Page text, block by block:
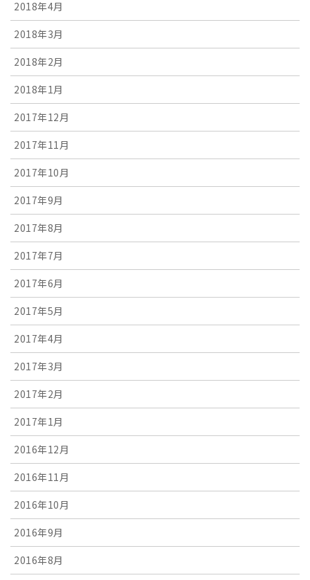
2018年4月
2018年3月
2018年2月
2018年1月
2017年12月
2017年11月
2017年10月
2017年9月
2017年8月
2017年7月
2017年6月
2017年5月
2017年4月
2017年3月
2017年2月
2017年1月
2016年12月
2016年11月
2016年10月
2016年9月
2016年8月